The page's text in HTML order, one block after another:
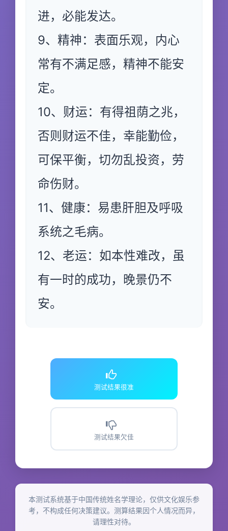
进，必能发达。
9、精神：表面乐观，内心
常有不满足感，精神不能安
定。
10、财运：有得祖荫之兆，
否则财运不佳，幸能勤俭，
可保平衡，切勿乱投资，劳
命伤财。
11、健康：易患肝胆及呼吸
系统之毛病。
12、老运：如本性难改，虽
有一时的成功，晚景仍不
安。
测试结果很准
测试结果欠佳
本测试系统基于中国传统姓名学理论，仅供文化娱乐参
考，不构成任何决策建议。测算结果因个人情况而异，
请理性对待。